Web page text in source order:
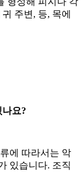
주변, 등, 목에
요?
에 따라서는 악
있습니다. 조직